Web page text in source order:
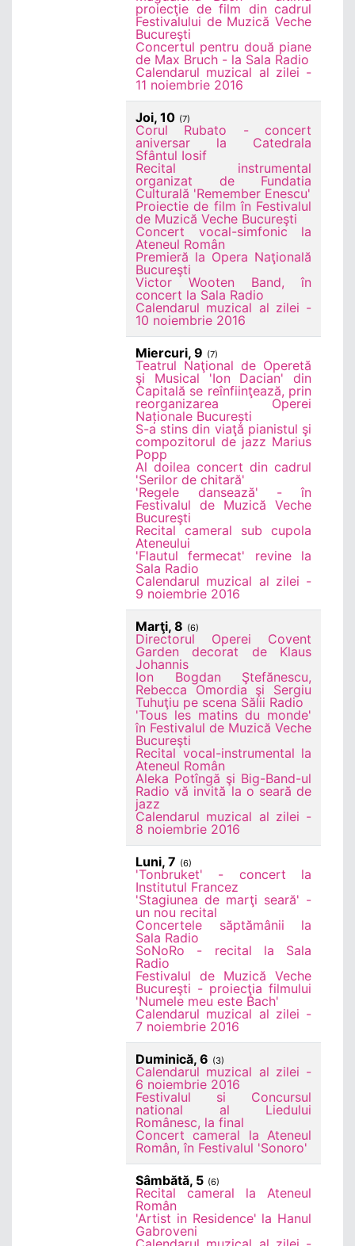
proiecţie de film din cadrul
Festivalului de Muzică Veche
Bucureşti
Concertul pentru două piane
de Max Bruch - la Sala Radio
Calendarul muzical al zilei -
11 noiembrie 2016
Joi, 10 (7)
Corul Rubato - concert
aniversar la Catedrala
Sfântul Iosif
Recital instrumental
organizat de Fundatia
Culturală 'Remember Enescu'
Proiectie de film în Festivalul
de Muzică Veche Bucureşti
Concert vocal-simfonic la
Ateneul Român
Premieră la Opera Naţională
Bucureşti
Victor Wooten Band, în
concert la Sala Radio
Calendarul muzical al zilei -
10 noiembrie 2016
Miercuri, 9 (7)
Teatrul Naţional de Operetă
şi Musical 'Ion Dacian' din
Capitală se reînfiinţează, prin
reorganizarea Operei
Naționale București
S-a stins din viaţă pianistul şi
compozitorul de jazz Marius
Popp
Al doilea concert din cadrul
'Serilor de chitară'
'Regele dansează' - în
Festivalul de Muzică Veche
Bucureşti
Recital cameral sub cupola
Ateneului
'Flautul fermecat' revine la
Sala Radio
Calendarul muzical al zilei -
9 noiembrie 2016
Marţi, 8 (6)
Directorul Operei Covent
Garden decorat de Klaus
Johannis
Ion Bogdan Ştefănescu,
Rebecca Omordia şi Sergiu
Tuhuţiu pe scena Sălii Radio
'Tous les matins du monde'
în Festivalul de Muzică Veche
Bucureşti
Recital vocal-instrumental la
Ateneul Român
Aleka Potîngă şi Big-Band-ul
Radio vă invită la o seară de
jazz
Calendarul muzical al zilei -
8 noiembrie 2016
Luni, 7 (6)
'Tonbruket' - concert la
Institutul Francez
'Stagiunea de marţi seară' -
un nou recital
Concertele săptămânii la
Sala Radio
SoNoRo - recital la Sala
Radio
Festivalul de Muzică Veche
Bucureşti - proiecţia filmului
'Numele meu este Bach'
Calendarul muzical al zilei -
7 noiembrie 2016
Duminică, 6 (3)
Calendarul muzical al zilei -
6 noiembrie 2016
Festivalul si Concursul
national al Liedului
Românesc, la final
Concert cameral la Ateneul
Român, în Festivalul 'Sonoro'
Sâmbătă, 5 (6)
Recital cameral la Ateneul
Român
'Artist in Residence' la Hanul
Gabroveni